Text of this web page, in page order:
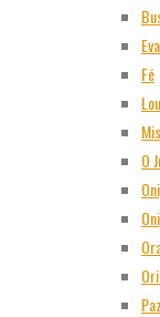
Fé
O
Paz